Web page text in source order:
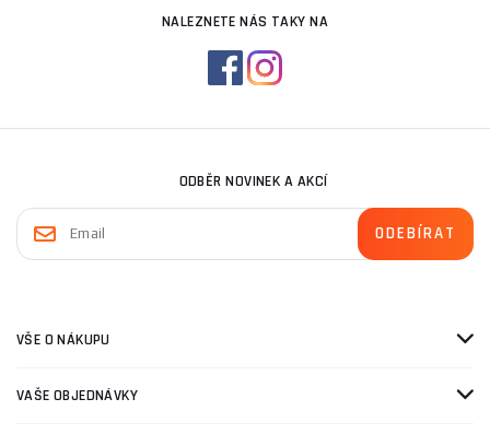
NALEZNETE NÁS TAKY NA
ODBĚR NOVINEK A AKCÍ
VŠE O NÁKUPU
VAŠE OBJEDNÁVKY